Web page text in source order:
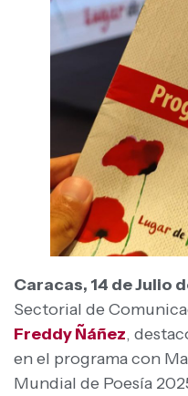
Caracas, 14 de Julio
Sectorial de
Freddy Ñáñez,
en el programa con
Mundial de Poesía